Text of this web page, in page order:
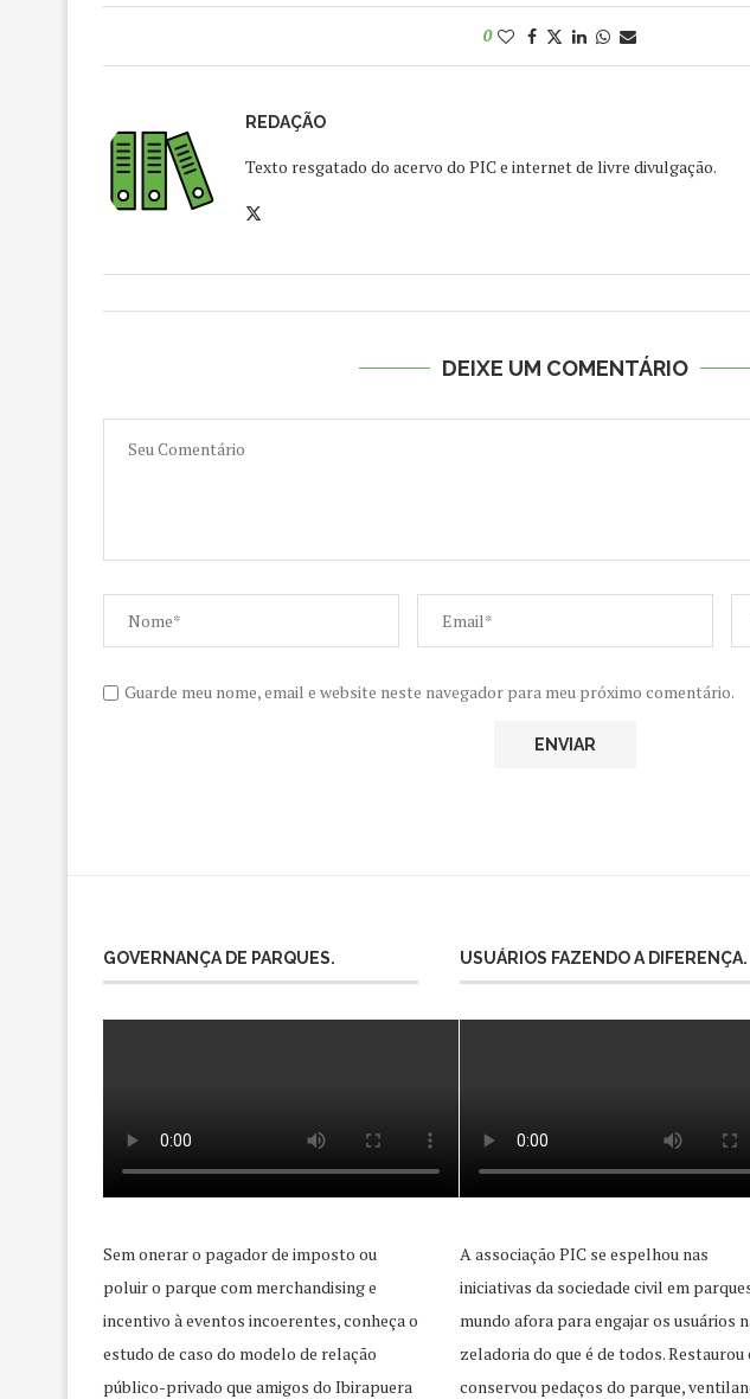
0
REDAÇÃO
Texto resgatado do acervo do PIC e internet de livre divulgação.
DEIXE UM COMENTÁRIO
Guarde meu nome, email e website neste navegador para meu próximo comentário.
GOVERNANÇA DE PARQUES.
Sem onerar o pagador de imposto ou
poluir o parque com merchandising e
incentivo à eventos incoerentes, conheça o
estudo de caso do modelo de relação
público-privado que amigos do Ibirapuera
USUÁRIOS FAZENDO A DIFERENÇA.
A associação PIC se espelhou nas
iniciativas da sociedade civil em
mundo afora para engajar os usuários
zeladoria do que é de todos. Restaurou
conservou pedaços do parque,